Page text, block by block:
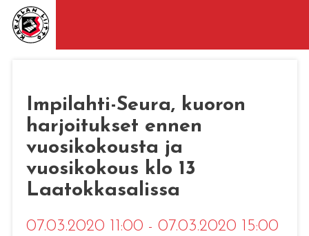
Impilahti-Seura, kuoron
harjoitukset ennen
vuosikokousta ja
vuosikokous klo 13
Laatokkasalissa
07.03.2020 11:00 - 07.03.2020 15:00